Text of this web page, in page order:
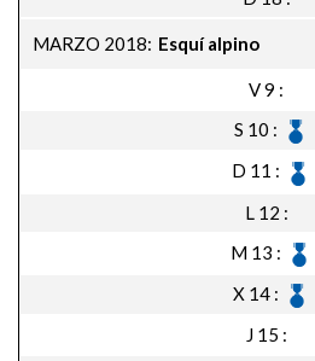
MARZO 2018 Esquí alpino
V 9
S 10
D 11
L 12
M 13
X 14
J 15